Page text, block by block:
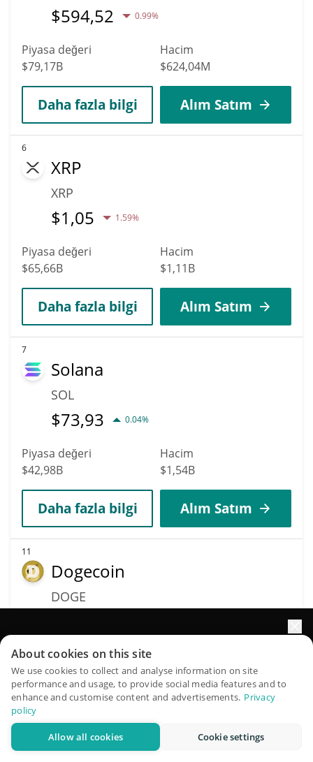
$594,52 0.99%
Piyasa değeri
$79,17B
Hacim
$624,04M
Daha fazla bilgi Alım Satım
6
XRP
XRP
$1,05 1.59%
Piyasa değeri
$65,66B
Hacim
$1,11B
Daha fazla bilgi Alım Satım
7
Solana
SOL
$73,93 0.04%
Piyasa değeri
$42,98B
Hacim
$1,54B
Daha fazla bilgi Alım Satım
11
Dogecoin
DOGE
Piyasa değeri
$10,85B
$349,17M
QuantPilot, otonom ajanların stratejilerinizi oluşturduğu,
geriye dönük test ettiği ve optimize ettiği ve piyasa
araştırması yürüttüğü uçtan uca bir strateji platformudur
Ücretsiz deneyin
About cookies on this site
We use cookies to collect and analyse information on site
performance and usage, to provide social media features and to
enhance and customise content and advertisements. Privacy
policy
Allow all cookies Cookie settings